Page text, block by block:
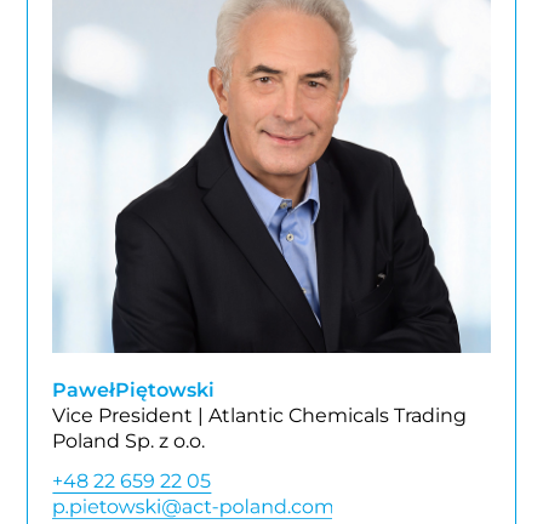
PawełPiętowski
Vice President | Atlantic Chemicals Trading
Poland Sp. z o.o.
+48 22 659 22 05